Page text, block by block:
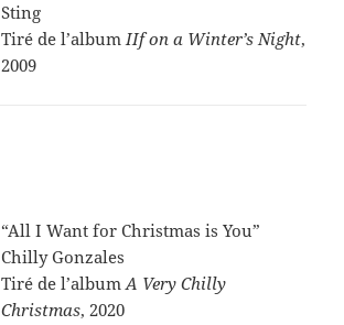
Sting
Tiré de l’albumIIf on a Winter’s Night,
2009
“All I Want for Christmas is You”
Chilly Gonzales
Tiré de l’albumA Very Chilly
Christmas, 2020